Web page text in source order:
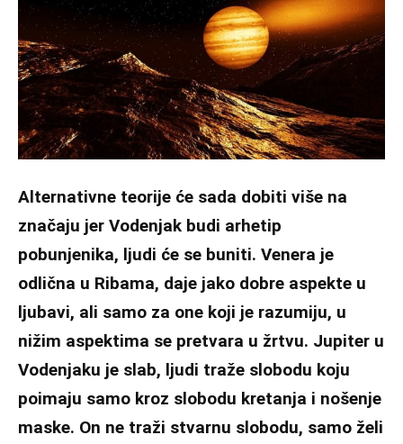
Alternativne teorije će sada dobiti više na
značaju jer Vodenjak budi arhetip
pobunjenika, ljudi će se buniti. Venera je
odlična u Ribama, daje jako dobre aspekte u
ljubavi, ali samo za one koji je razumiju, u
nižim aspektima se pretvara u žrtvu. Jupiter u
Vodenjaku je slab, ljudi traže slobodu koju
poimaju samo kroz slobodu kretanja i nošenje
maske. On ne traži stvarnu slobodu, samo želi